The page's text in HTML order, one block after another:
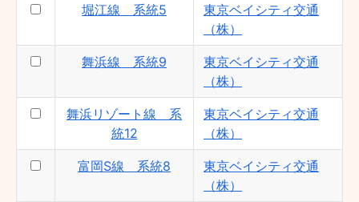
堀江線 系統5
東京ベイシティ交通
（株）
舞浜線 系統9
東京ベイシティ交通
（株）
舞浜リゾート線 系
統12
東京ベイシティ交通
（株）
富岡S線 系統8
東京ベイシティ交通
（株）